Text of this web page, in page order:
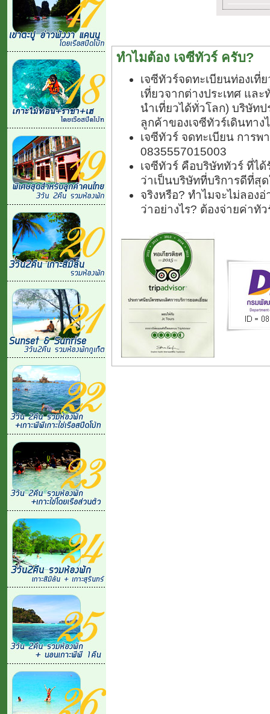
ทำไมต้อง เจซีทัวร์ ครับ?
เจซีทัวร์จดทะเบียนท่องเที่
เที่ยวจากต่างประเทศ แล
นำเที่ยวได้ทั่วโลก) บริษัท
ลูกค้าของเจซีทัวร์เดินทาง
เจซีทัวร์ จดทะเบียน การ
0835557015003
เจซีทัวร์ คือบริษัททัวร์ ที่ไ
ว่าเป็นบริษัทที่บริการดีที่สุ
จริงหรือ? ทำไมจะไม่ลอง
ว่าอย่างไร? ต้องจ่ายค่าทั